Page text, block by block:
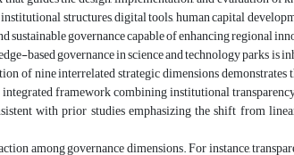
structures, digital tools, human capital
sustainable governance capable of enhancing regional
based governance in science and technology parks is
of nine interrelated strategic dimensions
framework combining institutional
with prior studies emphasizing the shift from
among governance dimensions. For instance,